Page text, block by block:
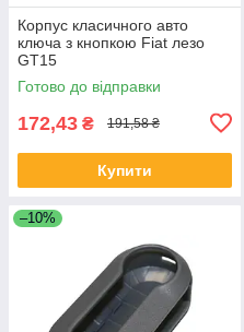
Корпус класичного авто
ключа з кнопкою Fiat лезо
GT15
Готово до відправки
172,43 ₴ 191,58 ₴
Купити
–10%